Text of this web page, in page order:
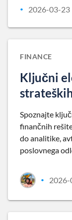
• 2026-03-23
FINANCE
Ključni
Spoznajte
finančnih
do analitike,
poslovnega
•